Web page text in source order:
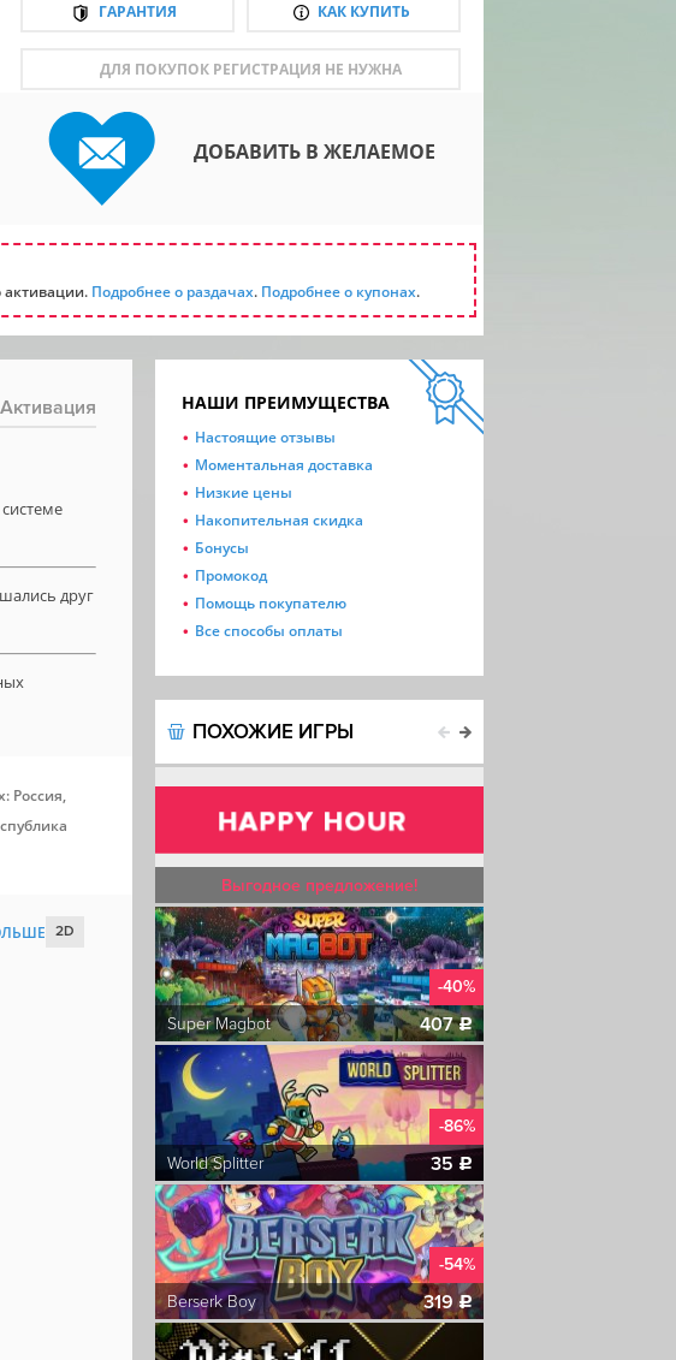
ГАРАНТИЯ КАК КУПИТЬ
ДЛЯ ПОКУПОК РЕГИСТРАЦИЯ НЕ НУЖНА
ДОБАВИТЬ В ЖЕЛАЕМОЕ
активации. Подробнее о раздачах. Подробнее о купонах.
Активация
друг
Россия,
2D
НАШИ ПРЕИМУЩЕСТВА
Настоящие отзывы
Моментальная доставка
Низкие цены
Накопительная скидка
Бонусы
Промокод
Помощь покупателю
Все способы оплаты
ПОХОЖИЕ ИГРЫ
Выгодное предложение!
-40%
Super Magbot
407c
-86%
World Splitter
35 c
-54%
Berserk Boy
319c